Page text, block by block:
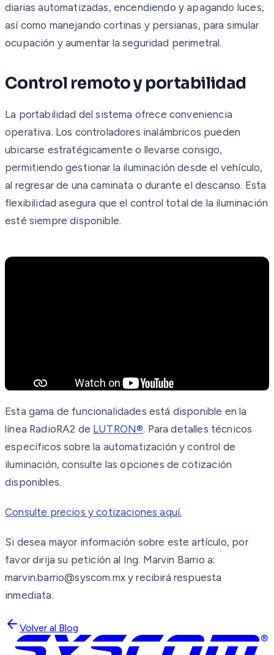
diarias automatizadas, encendiendo y apagando luces,
así como manejando cortinas y persianas, para simular
ocupación y aumentar la seguridad perimetral.
Control remoto y portabilidad
La portabilidad del sistema ofrece conveniencia
operativa. Los controladores inalámbricos pueden
ubicarse estratégicamente o llevarse consigo,
permitiendo gestionar la iluminación desde el vehículo,
al regresar de una caminata o durante el descanso. Esta
flexibilidad asegura que el control total de la iluminación
esté siempre disponible.
Esta gama de funcionalidades está disponible en la
línea RadioRA2 de LUTRON®. Para detalles técnicos
específicos sobre la automatización y control de
iluminación, consulte las opciones de cotización
disponibles.
Consulte precios y cotizaciones aquí.
Si desea mayor información sobre este artículo, por
favor dirija su petición al Ing. Marvin Barrio a:
marvin.barrio@syscom.mx y recibirá respuesta
inmediata.
Volver al Blog